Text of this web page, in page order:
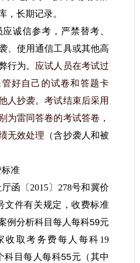
，长期记录。
诚信参考，严禁替考、
、使用通信工具或其他高
行为。 应试人员在考试过
好自己的试卷和答题卡
人抄袭。考试结束后采用
为雷同答卷的考试答卷，
无效处理 （含抄袭人和被
准
函〔2015〕278号和冀价
文件有关规定，收费标准
例分析科目每人每科59元
收取考务费每人每科19
科目每人每科55元 （其中